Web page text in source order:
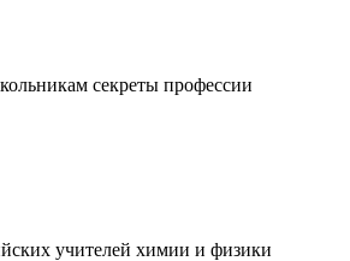
секреты профессии
учителей химии и физики